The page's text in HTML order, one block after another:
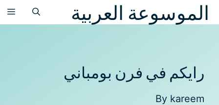
انتقلالموسوعة العربية
رايكم في فرن بومباني
By kareem